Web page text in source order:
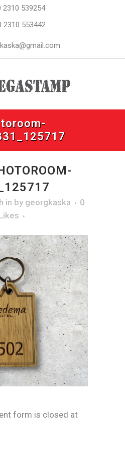
539254
2310 553442
in by georgkaska
0
form is closed at